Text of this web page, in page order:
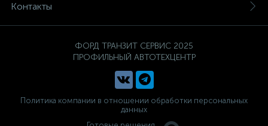
Контакты
ФОРД ТРАНЗИТ СЕРВИС 2025
ПРОФИЛЬНЫЙ АВТОТЕХЦЕНТР
Политика компании в отношении обработки персональных
данных